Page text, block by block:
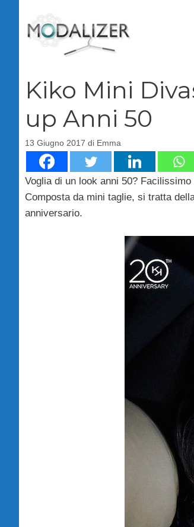
contenuto
Kiko Mini
up Anni 50
13 Giugno 2017 di Emma
Voglia di un look anni 50?
Composta da mini taglie, si tratta
anniversario.